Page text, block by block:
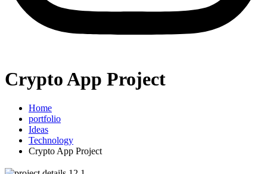
Crypto App Project
Home
portfolio
Ideas
Technology
Crypto App Project